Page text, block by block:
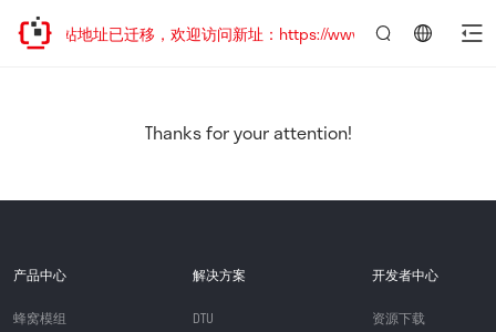
网站地址已迁移，欢迎访问新址：https://www.quectel.com.cn
Thanks for your attention!
产品中心
蜂窝模组
解决方案
DTU
开发者中心
资源下载